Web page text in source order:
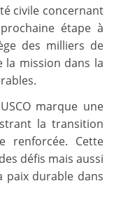
civile concernant
étape à
des milliers de
la mission dans la
marque une
la transition
renforcée. Cette
défis mais aussi
paix durable dans